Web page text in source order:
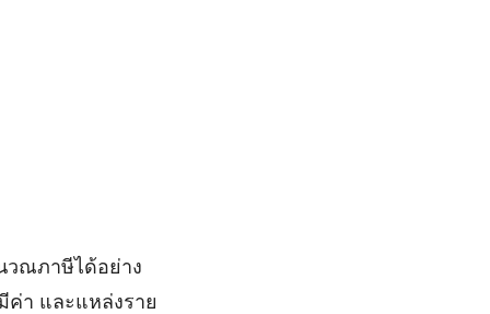
วณภาษีได้อย่าง
ค่า และแหล่งราย